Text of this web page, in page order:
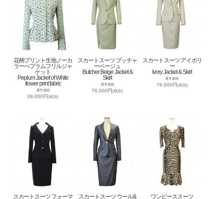
花柄プリント生地ノーカ
ラーぺプラムフリルジャ
ケット
Peplum Jacket of White
flower print fabric
通常価格
39,000円(税別)
スカートスーツ ブッチャ
ーベージュ
Butcher Beige Jacket &
Skirt
通常価格
78,000円(税別)
スカートスーツ アイボリ
ー
Ivory Jacket & Skirt
通常価格
78,000円(税別)
スカートスーツ フォーマ
スカートスーツ ウール&
ワンピーススーツ